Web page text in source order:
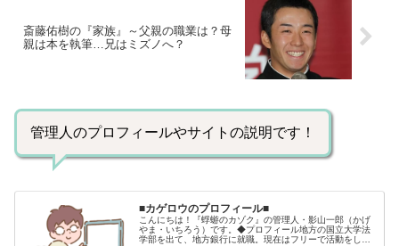
斎藤佑樹の『家族』～父親の職業は？母
親は本を執筆…兄はミズノへ？
管理人のプロフィールやサイトの説明です！
■カゲロウのプロフィール■
こんにちは！『蜉蝣のカゾク』の管理人・影山一郎（かげ
やま・いちろう）です。◆プロフィール地方の国立大学法
学部を出て、地方銀行に就職。現在はフリーで活動をして